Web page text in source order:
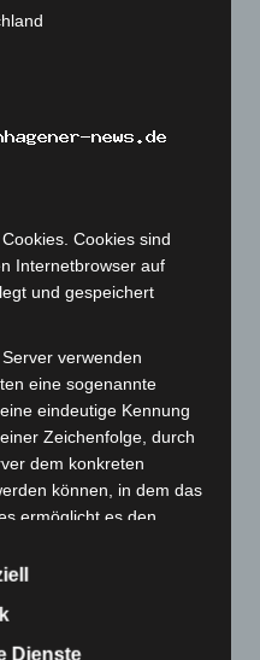
Cookies sind
Internetbrowser auf
und gespeichert
verwenden
eine sogenannte
eindeutige Kennung
Zeichenfolge, durch
dem konkreten
können, in dem das
ermöglicht es den
von anderen
enthalten, zu
Internetbrowser kann
und
Dienste